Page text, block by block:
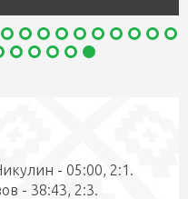
- 05:00, 2:1.
- 38:43, 2:3.